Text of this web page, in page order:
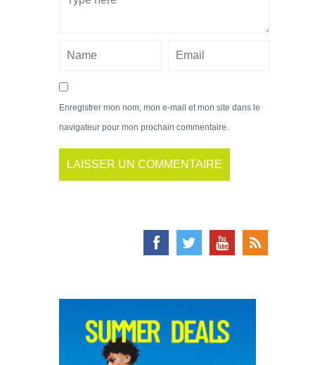
Enregistrer mon nom, mon e-mail et mon site dans le
navigateur pour mon prochain commentaire.